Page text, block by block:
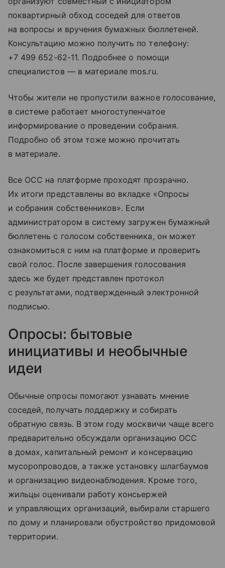
поквартирный обход соседей для ответов
на вопросы и вручения бумажных бюллетеней.
Консультацию можно получить по телефону:
+7 499 652⁠-62⁠-11. Подробнее о помощи
специалистов — в материале mos.ru.
Чтобы жители не пропустили важное голосование,
в системе работает многоступенчатое
информирование о проведении собрания.
Подробно об этом тоже можно прочитать
в материале.
Все ОСС на платформе проходят прозрачно.
Их итоги представлены во вкладке «Опросы
и собрания собственников». Если
администратором в систему загружен бумажный
бюллетень с голосом собственника, он может
ознакомиться с ним на платформе и проверить
свой голос. После завершения голосования
здесь же будет представлен протокол
с результатами, подтвержденный электронной
подписью.
Опросы: бытовые
инициативы и необычные
идеи
Обычные опросы помогают узнавать мнение
соседей, получать поддержку и собирать
обратную связь. В этом году москвичи чаще всего
предварительно обсуждали организацию ОСС
в домах, капитальный ремонт и консервацию
мусоропроводов, а также установку шлагбаумов
и организацию видеонаблюдения. Кроме того,
жильцы оценивали работу консьержей
и управляющих организаций, выбирали старшего
по дому и планировали обустройство придомовой
территории.